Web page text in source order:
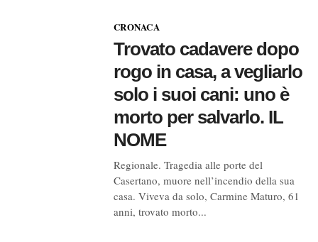
CRONACA
Trovato cadavere dopo
rogo in casa, a vegliarlo
solo i suoi cani: uno è
morto per salvarlo. IL
NOME
Regionale. Tragedia alle porte del
Casertano, muore nell’incendio della sua
casa. Viveva da solo, Carmine Maturo, 61
anni, trovato morto...